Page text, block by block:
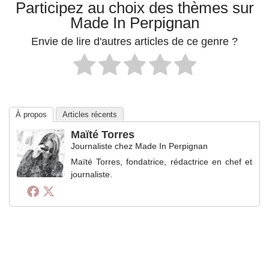
Participez au choix des thèmes sur
Made In Perpignan
Envie de lire d'autres articles de ce genre ?
À propos Articles récents
Maïté Torres
Journaliste chez Made In Perpignan
Maïté Torres, fondatrice, rédactrice en chef et
journaliste.